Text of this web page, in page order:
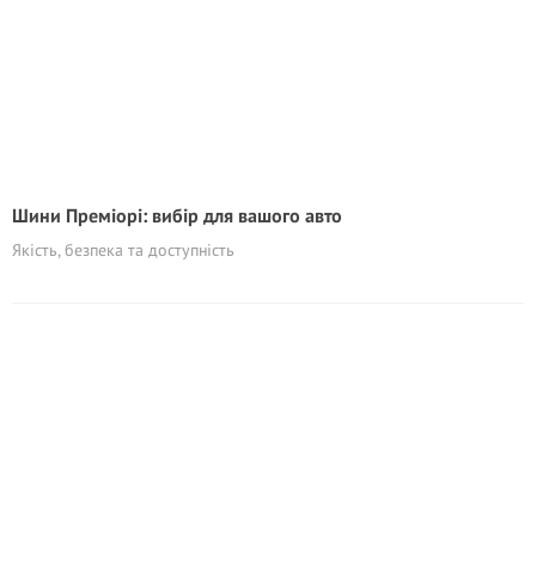
Шини Преміорі: вибір для вашого авто
Якість, безпека та доступність